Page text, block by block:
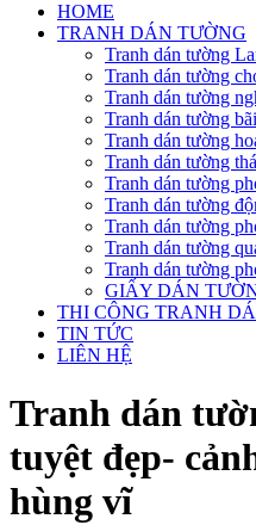
HOME
TRANH DÁN TƯỜNG
Tranh dán tường
Tranh dán tường
Tranh dán tường
Tranh dán tường
Tranh dán tường
Tranh dán tường
Tranh dán tường
Tranh dán tường
Tranh dán tường
Tranh dán tường
Tranh dán tường
GIẤY DÁN
THI CÔNG TRANH
TIN TỨC
LIÊN HỆ
Tranh dán
tuyệt đẹp-
hùng vĩ